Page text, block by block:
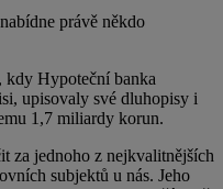
právě někdo
kdy Hypoteční banka
upisovaly své dluhopisy i
1,7 miliardy korun.
za jednoho z nejkvalitnějších
subjektů u nás. Jeho